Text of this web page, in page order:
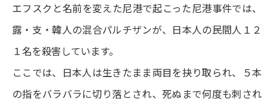
エフスクと名前を変えた尼港で起こった尼港事件では、
露・支・韓人の混合パルチザンが、日本人の民間人１２
１名を殺害しています。
ここでは、日本人は生きたまま両目を抉り取られ、５本
の指をバラバラに切り落とされ、死ぬまで何度も刺され